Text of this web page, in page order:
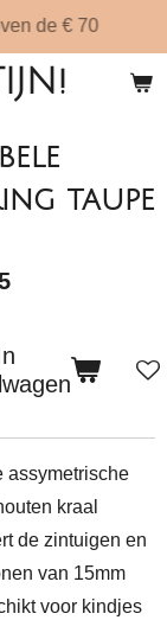
de € 70
taupe
assymetrische
kraal
de zintuigen en
van 15mm
voor kindjes